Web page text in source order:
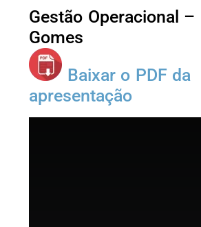
Gestão Operacional
Gomes
Baixar o PDF da
apresentação